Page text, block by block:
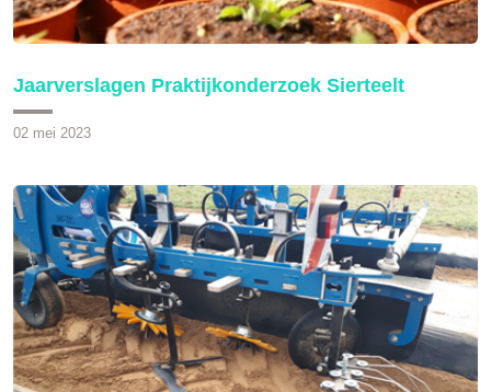
Jaarverslagen Praktijkonderzoek Sierteelt
02 mei 2023